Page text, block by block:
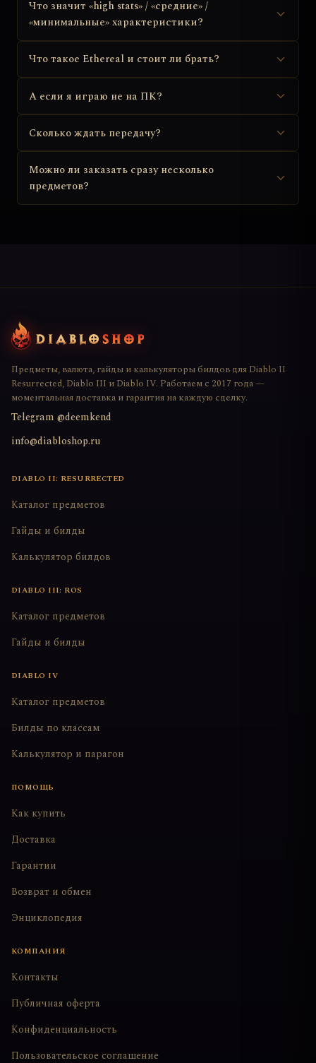
Что значит «high stats» / «средние» /
«минимальные» характеристики?
Что такое Ethereal и стоит ли брать?
А если я играю не на ПК?
Сколько ждать передачу?
Можно ли заказать сразу несколько
предметов?
Предметы, валюта, гайды и калькуляторы билдов для Diablo II
Resurrected, Diablo III и Diablo IV. Работаем с 2017 года —
моментальная доставка и гарантия на каждую сделку.
Telegram @deemkend
info@diabloshop.ru
DIABLO II: RESURRECTED
Каталог предметов
Гайды и билды
Калькулятор билдов
DIABLO III: ROS
Каталог предметов
Гайды и билды
DIABLO IV
Каталог предметов
Билды по классам
Калькулятор и парагон
ПОМОЩЬ
Как купить
Доставка
Гарантии
Возврат и обмен
Энциклопедия
КОМПАНИЯ
Контакты
Публичная оферта
Конфиденциальность
Пользовательское соглашение